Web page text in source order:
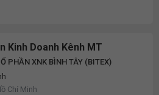
Kinh Doanh Kênh MT
PHẦN XNK BÌNH TÂY (BITEX)
Chí Minh